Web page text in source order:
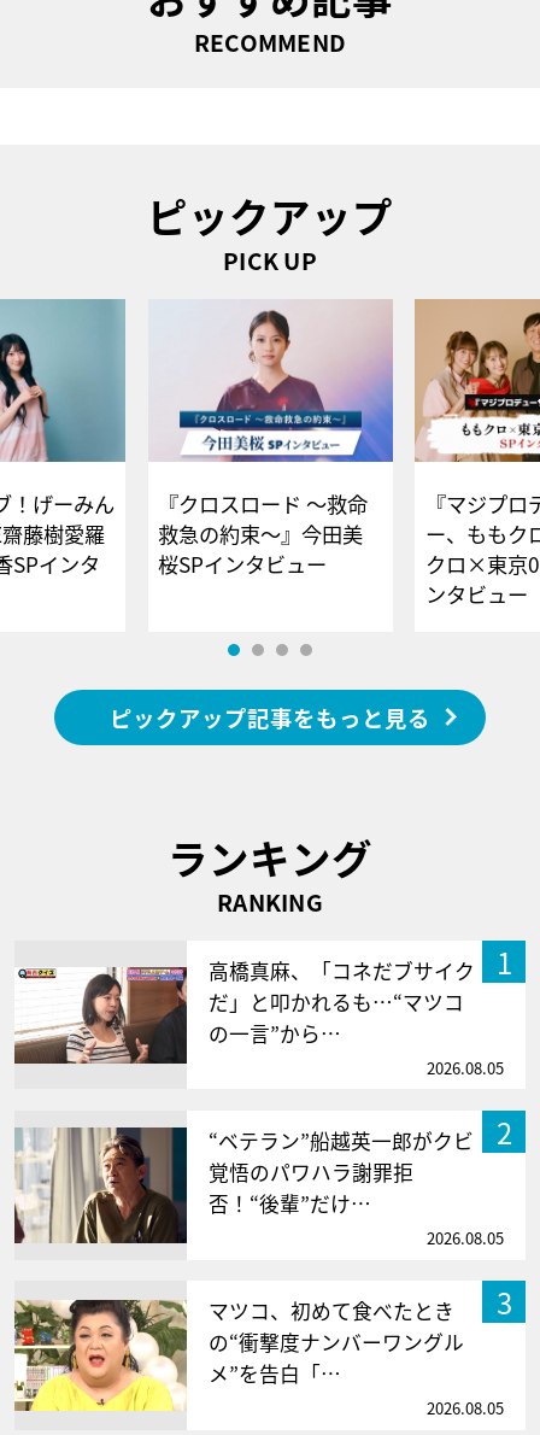
RECOMMEND
ピックアップ
PICK UP
！げーみん
藤樹愛羅
SPインタ
『クロスロード ～救命
救急の約束～』今田美
桜SPインタビュー
『マジプロ
ー、ももク
クロ×東京
ンタビュー
ピックアップ記事をもっと見る
ランキング
RANKING
1
高橋真麻、「コネだブサイク
だ」と叩かれるも…“マツコ
の一言”から…
2026.08.05
2
“ベテラン”船越英一郎がクビ
覚悟のパワハラ謝罪拒
否！“後輩”だけ…
2026.08.05
3
マツコ、初めて食べたとき
の“衝撃度ナンバーワングル
メ”を告白「…
2026.08.05